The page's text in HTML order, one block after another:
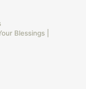
Blessings |